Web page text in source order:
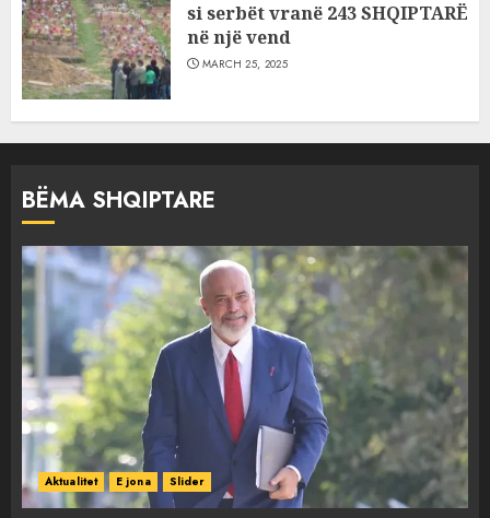
si serbët vranë 243 SHQIPTARË
në një vend
MARCH 25, 2025
BËMA SHQIPTARE
Aktualitet E jona Slider